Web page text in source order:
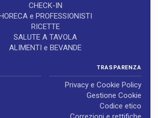
CHECK-IN
e PROFESSIONISTI
RICETTE
SALUTE A TAVOLA
ALIMENTI e BEVANDE
TRASPARENZA
Privacy e Cookie Policy
Gestione Cookie
Codice etico